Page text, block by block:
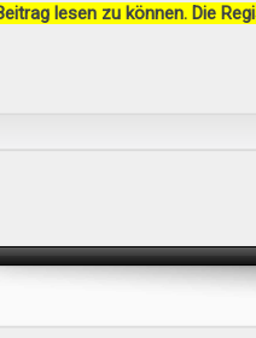
lesen zu können. Die